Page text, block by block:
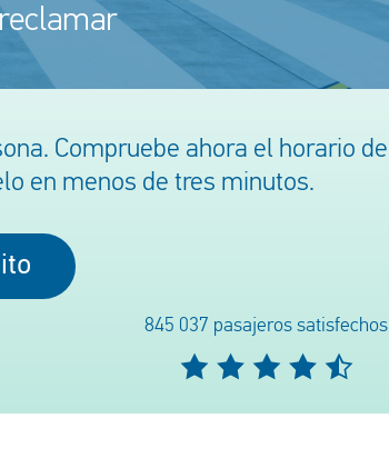
Compruebe ahora el horario de
en menos de tres minutos.
845 037 pasajeros satisfechos